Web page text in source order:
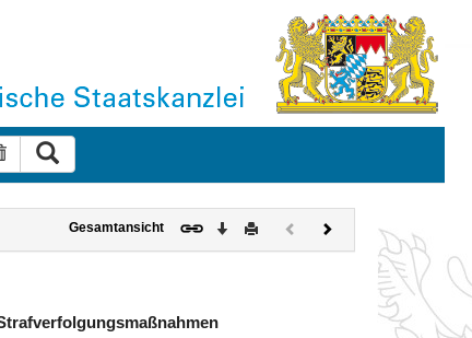
Suche zurücksetzen
Gesamtansicht Download
DruckenVorherigesNächstes
Dokument